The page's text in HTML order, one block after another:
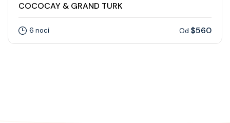
COCOCAY & GRAND TURK
6 nocí Od $560